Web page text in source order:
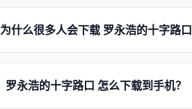
为什么很多人会下载 罗永浩的十字路口
罗永浩的十字路口 怎么下载到手机？